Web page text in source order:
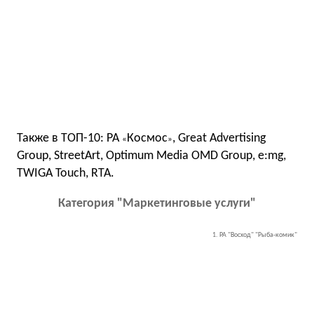
Также в ТОП-10: РА «Космос», Great Advertising
Group, StreetArt, Optimum Media OMD Group, e:mg,
TWIGA Touch, RTA.
Категория "Маркетинговые услуги"
1. РА "Восход" "Рыба-комик"